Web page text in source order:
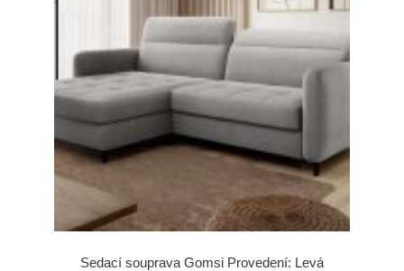
Sedací souprava Gomsi Provedení: Levá